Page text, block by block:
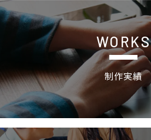
WORKS
制作実績
制作実績
採用情報 特設サイトの詳細ページへ